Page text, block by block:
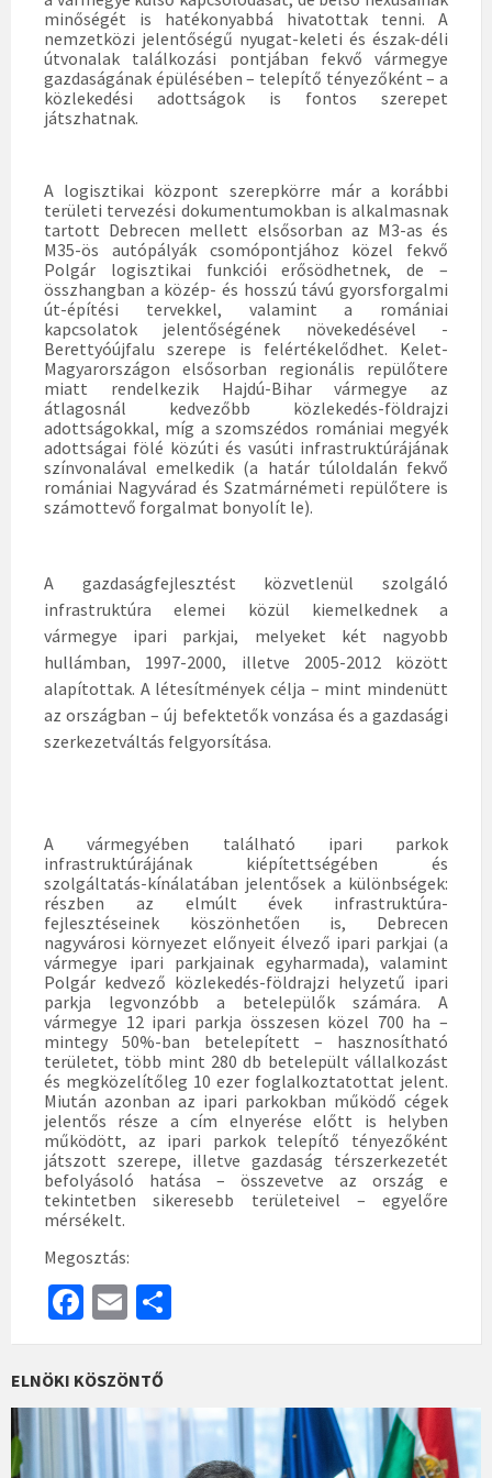
minőségét is hatékonyabbá hivatottak tenni. A
nemzetközi jelentőségű nyugat-keleti és észak-déli
útvonalak találkozási pontjában fekvő vármegye
gazdaságának épülésében – telepítő tényezőként – a
közlekedési adottságok is fontos szerepet
játszhatnak.
A logisztikai központ szerepkörre már a korábbi
területi tervezési dokumentumokban is alkalmasnak
tartott Debrecen mellett elsősorban az M3-as és
M35-ös autópályák csomópontjához közel fekvő
Polgár logisztikai funkciói erősödhetnek, de –
összhangban a közép- és hosszú távú gyorsforgalmi
út-építési tervekkel, valamint a romániai
kapcsolatok jelentőségének növekedésével -
Berettyóújfalu szerepe is felértékelődhet. Kelet-
Magyarországon elsősorban regionális repülőtere
miatt rendelkezik Hajdú-Bihar vármegye az
átlagosnál kedvezőbb közlekedés-földrajzi
adottságokkal, míg a szomszédos romániai megyék
adottságai fölé közúti és vasúti infrastruktúrájának
színvonalával emelkedik (a határ túloldalán fekvő
romániai Nagyvárad és Szatmárnémeti repülőtere is
számottevő forgalmat bonyolít le).
A gazdaságfejlesztést közvetlenül szolgáló
infrastruktúra elemei közül kiemelkednek a
vármegye ipari parkjai, melyeket két nagyobb
hullámban, 1997-2000, illetve 2005-2012 között
alapítottak. A létesítmények célja – mint mindenütt
az országban – új befektetők vonzása és a gazdasági
szerkezetváltás felgyorsítása.
A vármegyében található ipari parkok
infrastruktúrájának kiépítettségében és
szolgáltatás-kínálatában jelentősek a különbségek:
részben az elmúlt évek infrastruktúra-
fejlesztéseinek köszönhetően is, Debrecen
nagyvárosi környezet előnyeit élvező ipari parkjai (a
vármegye ipari parkjainak egyharmada), valamint
Polgár kedvező közlekedés-földrajzi helyzetű ipari
parkja legvonzóbb a betelepülők számára. A
vármegye 12 ipari parkja összesen közel 700 ha –
mintegy 50%-ban betelepített – hasznosítható
területet, több mint 280 db betelepült vállalkozást
és megközelítőleg 10 ezer foglalkoztatottat jelent.
Miután azonban az ipari parkokban működő cégek
jelentős része a cím elnyerése előtt is helyben
működött, az ipari parkok telepítő tényezőként
játszott szerepe, illetve gazdaság térszerkezetét
befolyásoló hatása – összevetve az ország e
tekintetben sikeresebb területeivel – egyelőre
mérsékelt.
Megosztás:
Fa
ce
b
o
o
E
m
ai
h
e
ELNÖKI KÖSZÖNTŐ